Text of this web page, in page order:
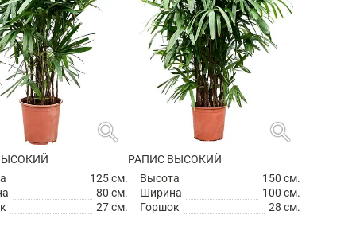
search
125 см.
80 см.
27 см.
search
РАПИС ВЫСОКИЙ
Высота
150 см.
Ширина
100 см.
Горшок
28 см.